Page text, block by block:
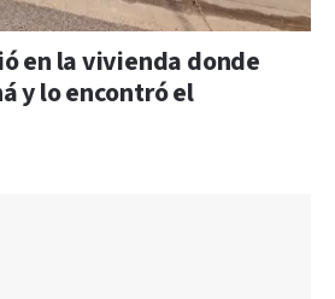
en la vivienda donde
y lo encontró el